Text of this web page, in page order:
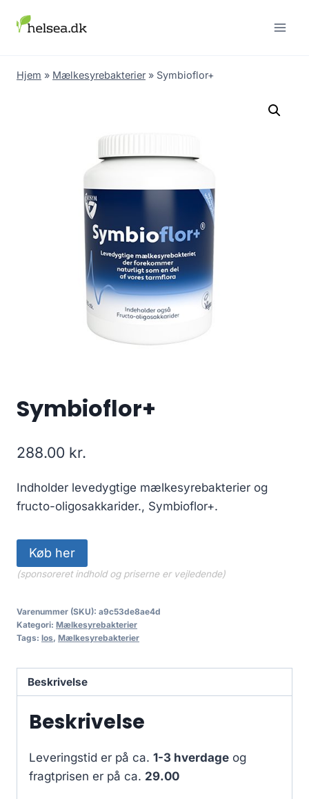
Hjem » Mælkesyrebakterier » Symbioflor+
Symbioflor+
288.00 kr.
Indholder levedygtige mælkesyrebakterier og
fructo-oligosakkarider., Symbioflor+.
Køb her
(sponsoreret indhold og priserne er vejledende)
Varenummer (SKU): a9c53de8ae4d
Kategori: Mælkesyrebakterier
Tags: los, Mælkesyrebakterier
Beskrivelse
Beskrivelse
Leveringstid er på ca. 1-3 hverdage og
fragtprisen er på ca. 29.00